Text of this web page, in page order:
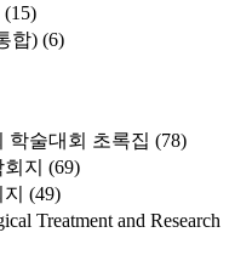
(15)
합) (6)
학술대회 초록집 (78)
지 (69)
(49)
Treatment and Research